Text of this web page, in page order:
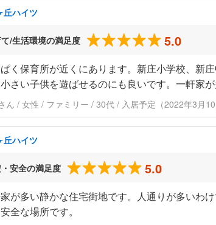
丘ハイツ
/生活環境の満足度 5.0
く保育所が近くにあります。新庄小学校、新
さい子供を遊ばせるのにも良いです。一軒家
ん / 女性 / ファミリー / 30代 / 入居予定（2022年3月10
丘ハイツ
安全の満足度 5.0
が多い静かな住宅街地です。人通りが多いわ
全な場所です。